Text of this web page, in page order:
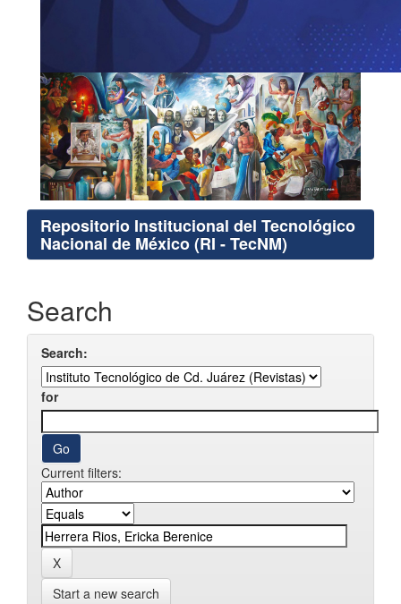
Repositorio Institucional del Tecnológico
Nacional de México (RI - TecNM)
Search
Search:
for
Current filters:
Start a new search